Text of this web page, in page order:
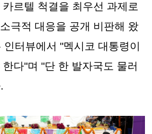
르텔 척결을 최우선 과제로
극적 대응을 공개 비판해 왔
터뷰에서 "멕시코 대통령이
다"며 "단 한 발자국도 물러